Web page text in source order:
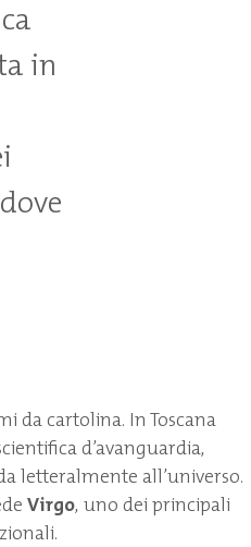
in
da cartolina. In Toscana
d’avanguardia,
letteralmente all’universo.
Virgo, uno dei principali